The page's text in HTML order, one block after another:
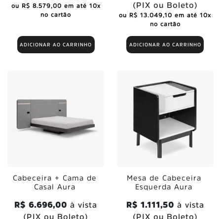
ADICIONAR AO CARRINHO
ou R$ 8.579,00 em até 10x
no cartão
ADICIONAR AO CARRINHO
(PIX ou Boleto)
ou R$ 13.049,10 em até 10x
no cartão
Cabeceira + Cama de
Casal Aura
R$ 6.696,00 à vista
(PIX ou Boleto)
Mesa de Cabeceira
Esquerda Aura
R$ 1.111,50 à vista
(PIX ou Boleto)